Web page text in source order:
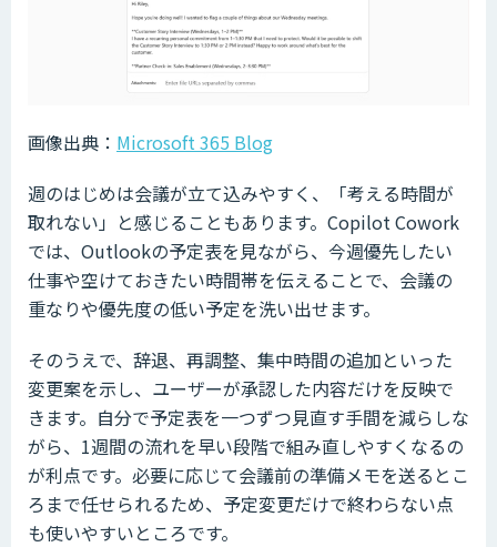
画像出典： Microsoft 365 Blog
週のはじめは会議が立て込みやすく、「考える時間が
取れない」と感じることもあります。Copilot Cowork
では、Outlookの予定表を見ながら、今週優先したい
仕事や空けておきたい時間帯を伝えることで、会議の
重なりや優先度の低い予定を洗い出せます。
そのうえで、辞退、再調整、集中時間の追加といった
変更案を示し、ユーザーが承認した内容だけを反映で
きます。自分で予定表を一つずつ見直す手間を減らしな
がら、1週間の流れを早い段階で組み直しやすくなるの
が利点です。必要に応じて会議前の準備メモを送るとこ
ろまで任せられるため、予定変更だけで終わらない点
も使いやすいところです。